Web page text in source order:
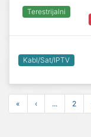
Terestrijalni
Kabl/Sat/IPTV
« ‹ ... 2